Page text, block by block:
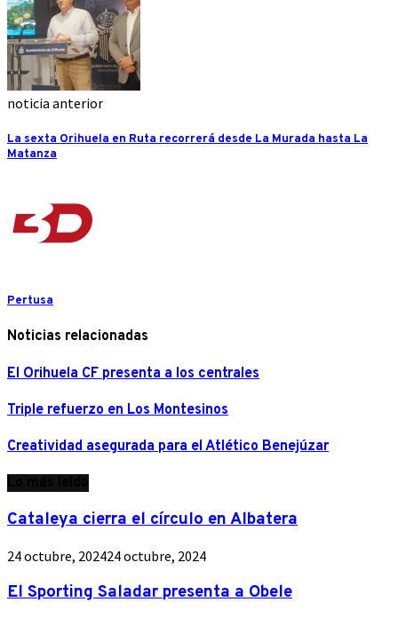
noticia anterior
La sexta Orihuela en Ruta recorrerá desde La Murada hasta La
Matanza
Pertusa
Noticias relacionadas
El Orihuela CF presenta a los centrales
Triple refuerzo en Los Montesinos
Creatividad asegurada para el Atlético Benejúzar
Cataleya cierra el círculo en Albatera
24 octubre, 202424 octubre, 2024
El Sporting Saladar presenta a Obele